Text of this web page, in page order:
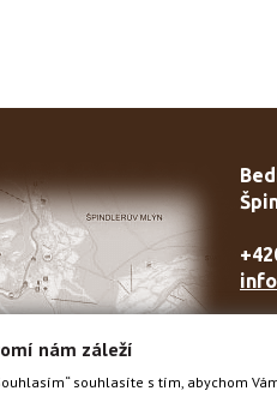
nám záleží
souhlasíte s tím, abychom